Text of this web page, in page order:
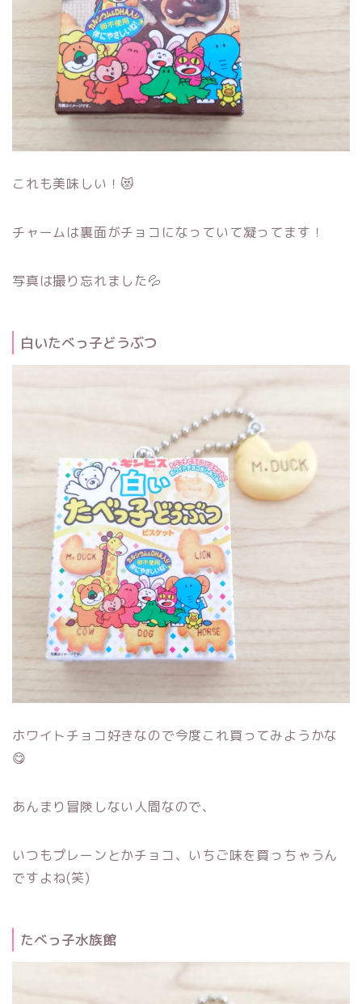
これも美味しい！😻
チャームは裏面がチョコになっていて凝ってます！
写真は撮り忘れました💦
白いたべっ子どうぶつ
ホワイトチョコ好きなので今度これ買ってみようかな
😋
あんまり冒険しない人間なので、
いつもプレーンとかチョコ、いちご味を買っちゃうん
ですよね(笑)
たべっ子水族館